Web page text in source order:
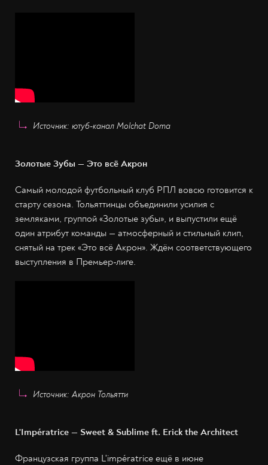
Источник: ютуб-канал Molchat Doma
Золотые Зубы — Это всё Акрон
Самый молодой футбольный клуб РПЛ вовсю готовится к
старту сезона. Тольяттинцы объединили усилия с
земляками, группой «Золотые зубы», и выпустили ещё
один атрибут команды — атмосферный и стильный клип,
снятый на трек «Это всё Акрон». Ждём соответствующего
выступления в Премьер-лиге.
Источник: Акрон Тольятти
L'Impératrice — Sweet & Sublime ft. Erick the Architect
Французская группа L'impératrice ещё в июне